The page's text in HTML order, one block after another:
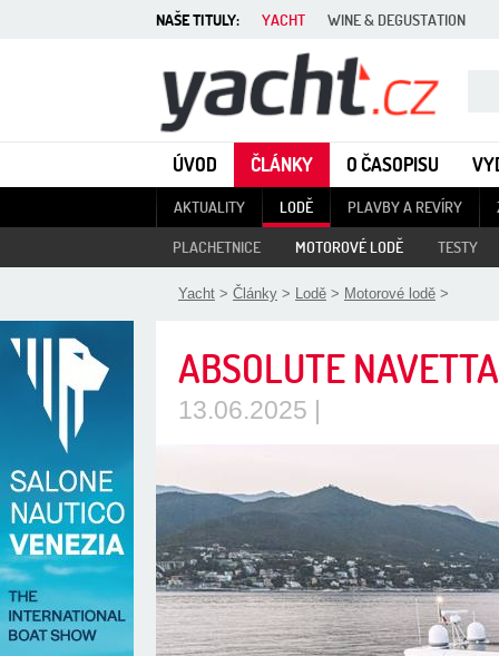
Yacht - Časopis o lodích
ÚVOD ČLÁNKY O ČASOPISU
AKTUALITY LODĚ PLAVBY A REVÍRY
PLACHETNICE MOTOROVÉ LODĚ TESTY
Yacht > Články > Lodě > Motorové lodě >
ABSOLUTE
13.06.2025 |
NAŠE TITULY: YACHT WINE & DEGUSTATION